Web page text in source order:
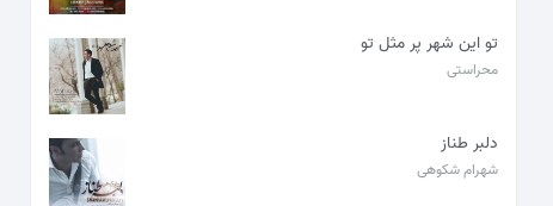
تو این شهر پر مثل تو
محراستی
دلبر طناز
شهرام شکوهی